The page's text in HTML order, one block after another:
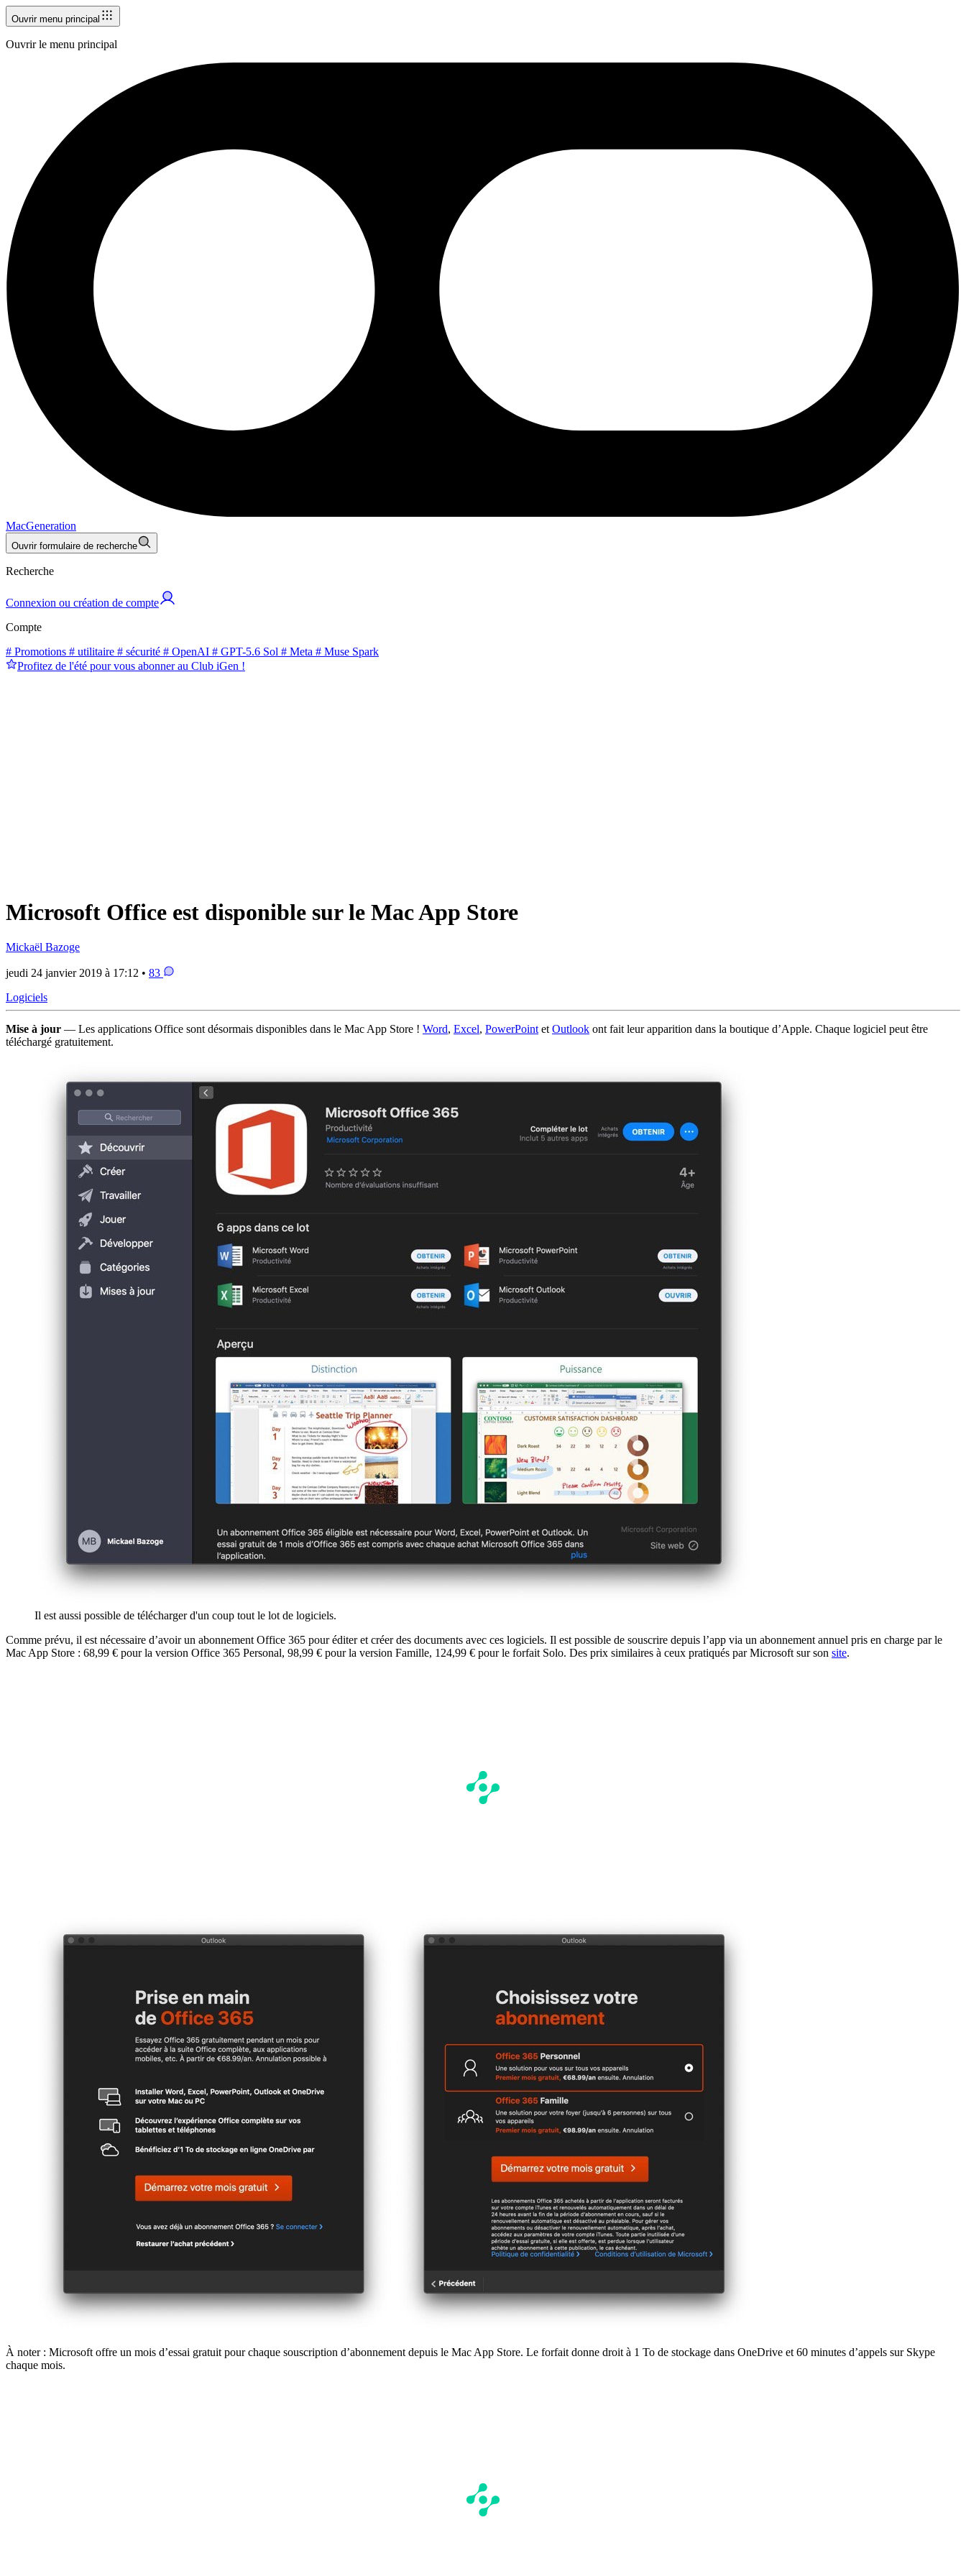
Ouvrir menu principal
Ouvrir le menu principal
MacGeneration
Ouvrir formulaire de recherche
Recherche
Connexion ou création de compte
Compte
# Promotions # utilitaire # sécurité # OpenAI # GPT-5.6 Sol # Meta # Muse Spark
Profitez de l'été pour vous abonner au Club iGen !
Microsoft Office est disponible sur le Mac App Store
Mickaël Bazoge
jeudi 24 janvier 2019 à 17:12 • 83
Logiciels
Mise à jour — Les applications Office sont désormais disponibles dans le Mac App Store ! Word, Excel, PowerPoint et Outlook ont fait leur apparition dans la boutique d’Apple. Chaque logiciel peut être
téléchargé gratuitement.
Il est aussi possible de télécharger d'un coup tout le lot de logiciels.
Comme prévu, il est nécessaire d’avoir un abonnement Office 365 pour éditer et créer des documents avec ces logiciels. Il est possible de souscrire depuis l’app via un abonnement annuel pris en charge par le
Mac App Store : 68,99 € pour la version Office 365 Personal, 98,99 € pour la version Famille, 124,99 € pour le forfait Solo. Des prix similaires à ceux pratiqués par Microsoft sur son site.
À noter : Microsoft offre un mois d’essai gratuit pour chaque souscription d’abonnement depuis le Mac App Store. Le forfait donne droit à 1 To de stockage dans OneDrive et 60 minutes d’appels sur Skype
chaque mois.